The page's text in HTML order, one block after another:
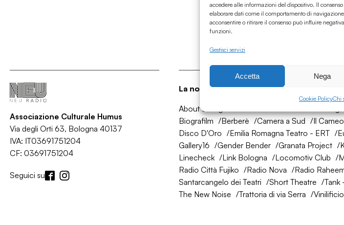
accedere alle informazioni del dispositivo. Il
elaborare dati come il comportamento di
acconsentire o ritirare il consenso può influire
funzioni.
Gestisci servizi
Accetta Nega
Cookie PolicyChi
Associazione Culturale Humus
Via degli Orti 63, Bologna 40137
IVA: IT03691751204
CF: 03691751204
Seguici su
La nostra rete di amici
About Bologna
Biografilm
Berberè Camera a Sud Il Cameo
Disco D'Oro
Emilia Romagna Teatro - ERT
Gallery16
Gender Bender Granata Project
Linecheck
Link Bologna Locomotiv Club
Radio Città Fujiko
Radio Nova Radio
Santarcangelo dei Teatri
Short Theatre
Tank
The New Noise
Trattoria di via Serra Vinilificio